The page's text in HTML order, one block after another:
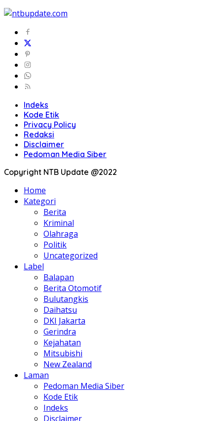
Indeks
Kode Etik
Privacy Policy
Redaksi
Disclaimer
Pedoman Media Siber
Copyright NTB Update @2022
Home
Kategori
Berita
Kriminal
Olahraga
Politik
Uncategorized
Label
Balapan
Berita Otomotif
Bulutangkis
Daihatsu
DKI Jakarta
Gerindra
Kejahatan
Mitsubishi
New Zealand
Laman
Pedoman Media Siber
Kode Etik
Indeks
Disclaimer